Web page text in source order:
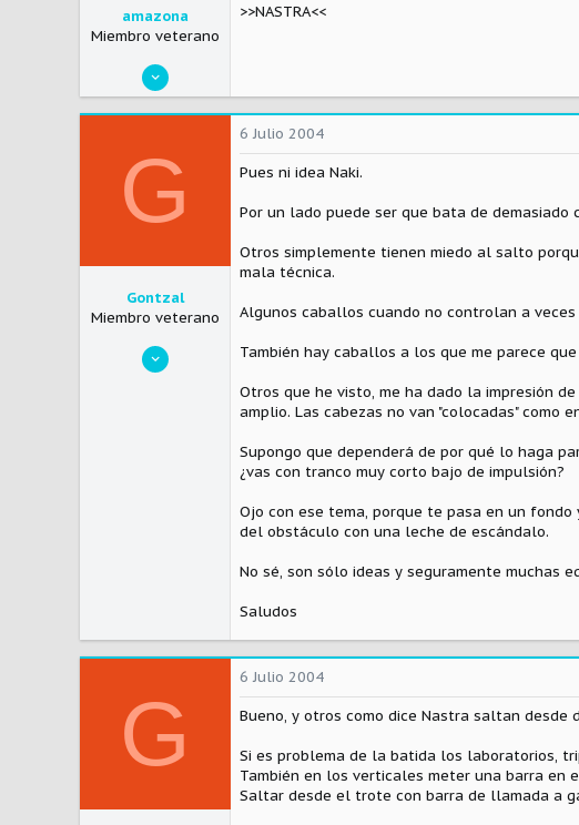
amazona
Miembro veterano
6 Abril 2003
1.115
Visitar el sitio
>>NASTRA<<
G
Gontzal
Miembro veterano
26 Febrero 2003
6 Julio 2004
Pues ni idea Naki.
Por un lado puede ser que bata de demasiado
Otros simplemente tienen miedo al salto
mala técnica.
Algunos caballos cuando no controlan a
También hay caballos a los que me parece
Otros que he visto, me ha dado la impresión
amplio. Las cabezas no van "colocadas" como
Supongo que dependerá de por qué lo haga
¿vas con tranco muy corto bajo de impulsión?
Ojo con ese tema, porque te pasa en un
del obstáculo con una leche de escándalo.
No sé, son sólo ideas y seguramente muchas
Saludos
G
6 Julio 2004
Bueno, y otros como dice Nastra saltan desde
Si es problema de la batida los laboratorios,
También en los verticales meter una barra en
Saltar desde el trote con barra de llamada a